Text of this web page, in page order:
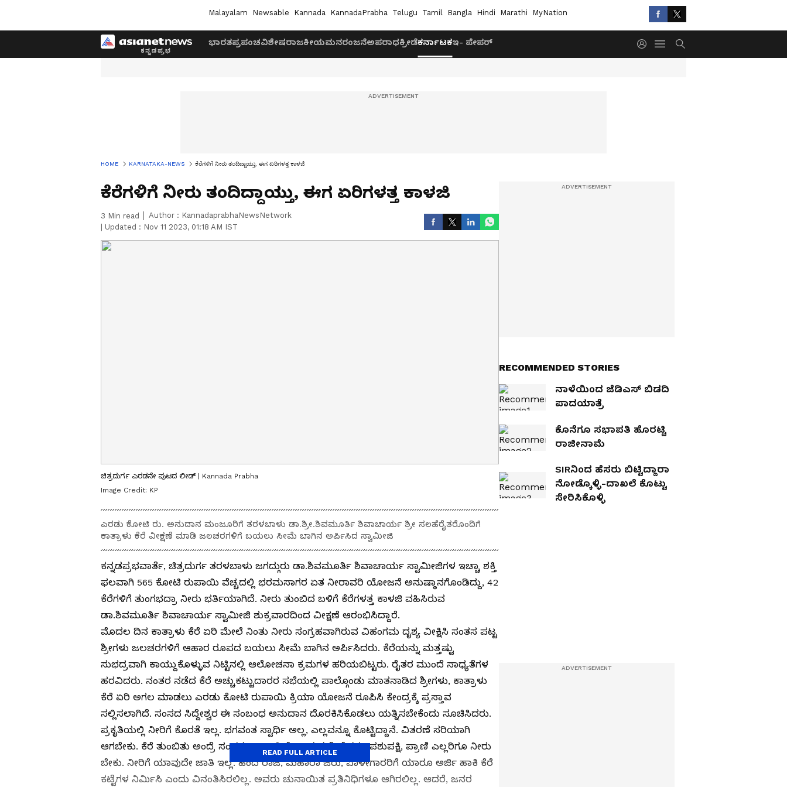
Malayalam Newsable Kannada KannadaPrabha Telugu Tamil Bangla Hindi Marathi MyNation
ಭಾರತಪ್ರಪಂಚವಿಶೇಷರಾಜಕೀಯಮನರಂಜನೆಅಪರಾಧಕ್ರೀಡೆಕರ್ನಾಟಕಇ- ಪೇಪರ್
HOME KARNATAKA-NEWS ಕೆರೆಗಳಿಗೆ ನೀರು ತಂದಿದ್ದಾಯ್ತು, ಈಗ ಏರಿಗಳತ್ತ ಕಾಳಜಿ
ಕೆರೆಗಳಿಗೆ ನೀರು ತಂದಿದ್ದಾಯ್ತು, ಈಗ ಏರಿಗಳತ್ತ ಕಾಳಜಿ
3 Min read Author : KannadaprabhaNewsNetwork
Updated : Nov 11 2023, 01:18 AM IST
ಚಿತ್ರದುರ್ಗ ಎರಡನೇ ಪುಟದ ಲೀಡ್ | Kannada Prabha
Image Credit: KP
ಎರಡು ಕೋಟಿ ರು. ಅನುದಾನ ಮಂಜೂರಿಗೆ ತರಳಬಾಳು ಡಾ.ಶ್ರೀ.ಶಿವಮೂರ್ತಿ ಶಿವಾಚಾರ್ಯ ಶ್ರೀ ಸಲಹೆರೈತರೊಂದಿಗೆ
ಕಾತ್ರಾಳು ಕೆರೆ ವೀಕ್ಷಣೆ ಮಾಡಿ ಜಲಚರಗಳಿಗೆ ಬಯಲು ಸೀಮೆ ಬಾಗಿನ ಅರ್ಪಿಸಿದ ಸ್ವಾಮೀಜಿ
ಕನ್ನಡಪ್ರಭವಾರ್ತೆ, ಚಿತ್ರದುರ್ಗ ತರಳಬಾಳು ಜಗದ್ಗುರು ಡಾ.ಶಿವಮೂರ್ತಿ ಶಿವಾಚಾರ್ಯ ಸ್ವಾಮೀಜಿಗಳ ಇಚ್ಚಾ ಶಕ್ತಿ
ಫಲವಾಗಿ 565 ಕೋಟಿ ರುಪಾಯಿ ವೆಚ್ಚದಲ್ಲಿ ಭರಮಸಾಗರ ಏತ ನೀರಾವರಿ ಯೋಜನೆ ಅನುಷ್ಠಾನಗೊಂಡಿದ್ದು, 42
ಕೆರೆಗಳಿಗೆ ತುಂಗಭದ್ರಾ ನೀರು ಭರ್ತಿಯಾಗಿದೆ. ನೀರು ತುಂಬಿದ ಬಳಿಗೆ ಕೆರೆಗಳತ್ತ ಕಾಳಜಿ ವಹಿಸಿರುವ
ಡಾ.ಶಿವಮೂರ್ತಿ ಶಿವಾಚಾರ್ಯ ಸ್ವಾಮೀಜಿ ಶುಕ್ರವಾರದಿಂದ ವೀಕ್ಷಣೆ ಆರಂಭಿಸಿದ್ದಾರೆ.
ಮೊದಲ ದಿನ ಕಾತ್ರಾಳು ಕೆರೆ ಏರಿ ಮೇಲೆ ನಿಂತು ನೀರು ಸಂಗ್ರಹವಾಗಿರುವ ವಿಹಂಗಮ ದೃಶ್ಯ ವೀಕ್ಷಿಸಿ ಸಂತಸ ಪಟ್ಟ
ಶ್ರೀಗಳು ಜಲಚರಗಳಿಗೆ ಆಹಾರ ರೂಪದ ಬಯಲು ಸೀಮೆ ಬಾಗಿನ ಅರ್ಪಿಸಿದರು. ಕೆರೆಯನ್ನು ಮತ್ತಷ್ಟು
ಸುಭದ್ರವಾಗಿ ಕಾಯ್ದುಕೊಳ್ಳುವ ನಿಟ್ಟಿನಲ್ಲಿ ಆಲೋಚನಾ ಕ್ರಮಗಳ ಹರಿಯಬಿಟ್ಟರು. ರೈತರ ಮುಂದೆ ಸಾಧ್ಯತೆಗಳ
ಹರವಿದರು. ನಂತರ ನಡೆದ ಕೆರೆ ಅಚ್ಚುಕಟ್ಟುದಾರರ ಸಭೆಯಲ್ಲಿ ಪಾಲ್ಗೊಂಡು ಮಾತನಾಡಿದ ಶ್ರೀಗಳು, ಕಾತ್ರಾಳು
ಕೆರೆ ಏರಿ ಅಗಲ ಮಾಡಲು ಎರಡು ಕೋಟಿ ರುಪಾಯಿ ಕ್ರಿಯಾ ಯೋಜನೆ ರೂಪಿಸಿ ಕೇಂದ್ರಕ್ಕೆ ಪ್ರಸ್ತಾವ
ಸಲ್ಲಿಸಲಾಗಿದೆ. ಸಂಸದ ಸಿದ್ದೇಶ್ವರ ಈ ಸಂಬಂಧ ಅನುದಾನ ದೊರಕಿಸಿಕೊಡಲು ಯತ್ನಿಸಬೇಕೆಂದು ಸೂಚಿಸಿದರು.
ಪ್ರಕೃತಿಯಲ್ಲಿ ನೀರಿಗೆ ಕೊರತೆ ಇಲ್ಲ. ಭಗವಂತ ಸ್ವಾರ್ಥಿ ಅಲ್ಲ, ಎಲ್ಲವನ್ನೂ ಕೊಟ್ಟಿದ್ದಾನೆ.‌ ವಿತರಣೆ ಸರಿಯಾಗಿ
ಆಗಬೇಕು. ಕೆರೆ ತುಂಬಿತು ಅಂದ್ರೆ ಸಂಪತ್ತು ತಾನಾಗಿಯೇ ಬರುತ್ತದೆ. ರೈತರು, ಪಶು‌ಪಕ್ಷಿ, ಪ್ರಾಣಿ ಎಲ್ಲರಿಗೂ‌ ನೀರು
ಬೇಕು. ನೀರಿಗೆ ಯಾವುದೇ ಜಾತಿ ಇಲ್ಲ. ಹಿಂದೆ ರಾಜ, ಮಹಾರಾ ಜರು, ಪಾಳೇಗಾರರಿಗೆ ಯಾರೂ ಅರ್ಜಿ ಹಾಕಿ ಕೆರೆ
ಕಟ್ಟೆಗಳ ನಿರ್ಮಿಸಿ ಎಂದು ವಿನಂತಿಸಿರಲಿಲ್ಲ. ಅವರು‌ ಚುನಾಯಿತ ಪ್ರತಿನಿಧಿಗಳೂ ಆಗಿರಲಿಲ್ಲ. ಆದರೆ, ಜನರ
READ FULL ARTICLE
RECOMMENDED STORIES
ನಾಳೆಯಿಂದ ಜೆಡಿಎಸ್‌ ಬಿಡದಿ
ಪಾದಯಾತ್ರೆ
ಕೊನೆಗೂ ಸಭಾಪತಿ ಹೊರಟ್ಟಿ
ರಾಜೀನಾಮೆ
SIRನಿಂದ ಹೆಸರು ಬಿಟ್ಟಿದ್ದಾರಾ
ನೋಡ್ಕೊಳ್ಳಿ-ದಾಖಲೆ ಕೊಟ್ಟು
ಸೇರಿಸಿಕೊಳ್ಳಿ